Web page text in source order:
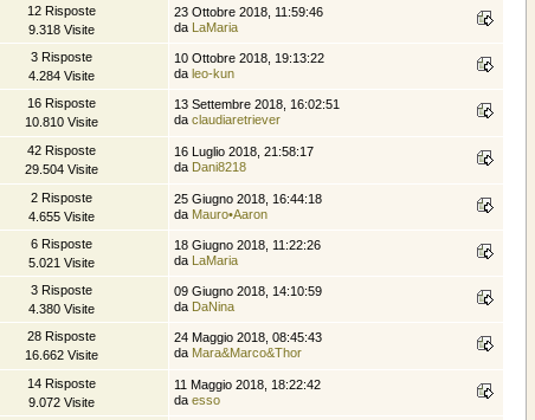
12 Risposte
9.318 Visite
23 Ottobre 2018, 11:59:46
da LaMaria
3 Risposte
4.284 Visite
10 Ottobre 2018, 19:13:22
da leo-kun
16 Risposte
10.810 Visite
13 Settembre 2018, 16:02:51
da claudiaretriever
42 Risposte
29.504 Visite
16 Luglio 2018, 21:58:17
da Dani8218
2 Risposte
4.655 Visite
25 Giugno 2018, 16:44:18
da Mauro•Aaron
6 Risposte
5.021 Visite
18 Giugno 2018, 11:22:26
da LaMaria
3 Risposte
4.380 Visite
09 Giugno 2018, 14:10:59
da DaNina
28 Risposte
16.662 Visite
24 Maggio 2018, 08:45:43
da Mara&Marco&Thor
14 Risposte
9.072 Visite
11 Maggio 2018, 18:22:42
da esso